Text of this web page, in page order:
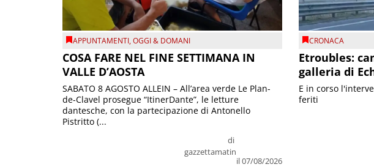
APPUNTAMENTI,OGGI & DOMANI
COSA FARE NEL FINE SETTIMANA IN
VALLE D’AOSTA
di
gazzettamatin
il 07/08/2026
SABATO 8 AGOSTO ALLEIN – All’area verde Le Plan-
de-Clavel prosegue “ItinerDante”, le letture
dantesche, con la partecipazione di Antonello
Pistritto (...
CRONACA
Etroubles:
galleria di
E in corso
feriti